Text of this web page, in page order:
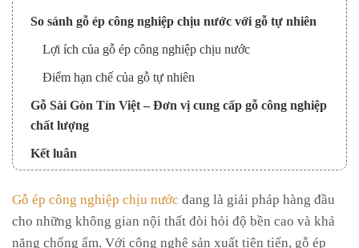
So sánh gỗ ép công nghiệp chịu nước với gỗ tự nhiên
Lợi ích của gỗ ép công nghiệp chịu nước
Điểm hạn chế của gỗ tự nhiên
Gỗ Sài Gòn Tín Việt – Đơn vị cung cấp gỗ công nghiệp
chất lượng
Kết luận
Gỗ ép công nghiệp chịu nước đang là giải pháp hàng đầu
cho những không gian nội thất đòi hỏi độ bền cao và khả
năng chống ẩm. Với công nghệ sản xuất tiên tiến, gỗ ép